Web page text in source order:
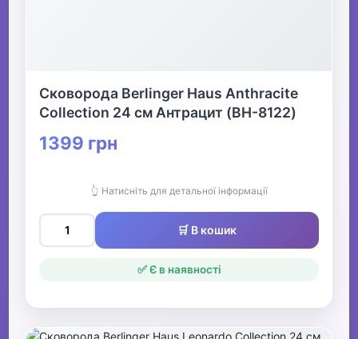
Сковорода Berlinger Haus Anthracite
Collection 24 см Антрацит (BH-8122)
1399 грн
👆 Натисніть для детальної інформації
🛒 В кошик
✅ Є в наявності